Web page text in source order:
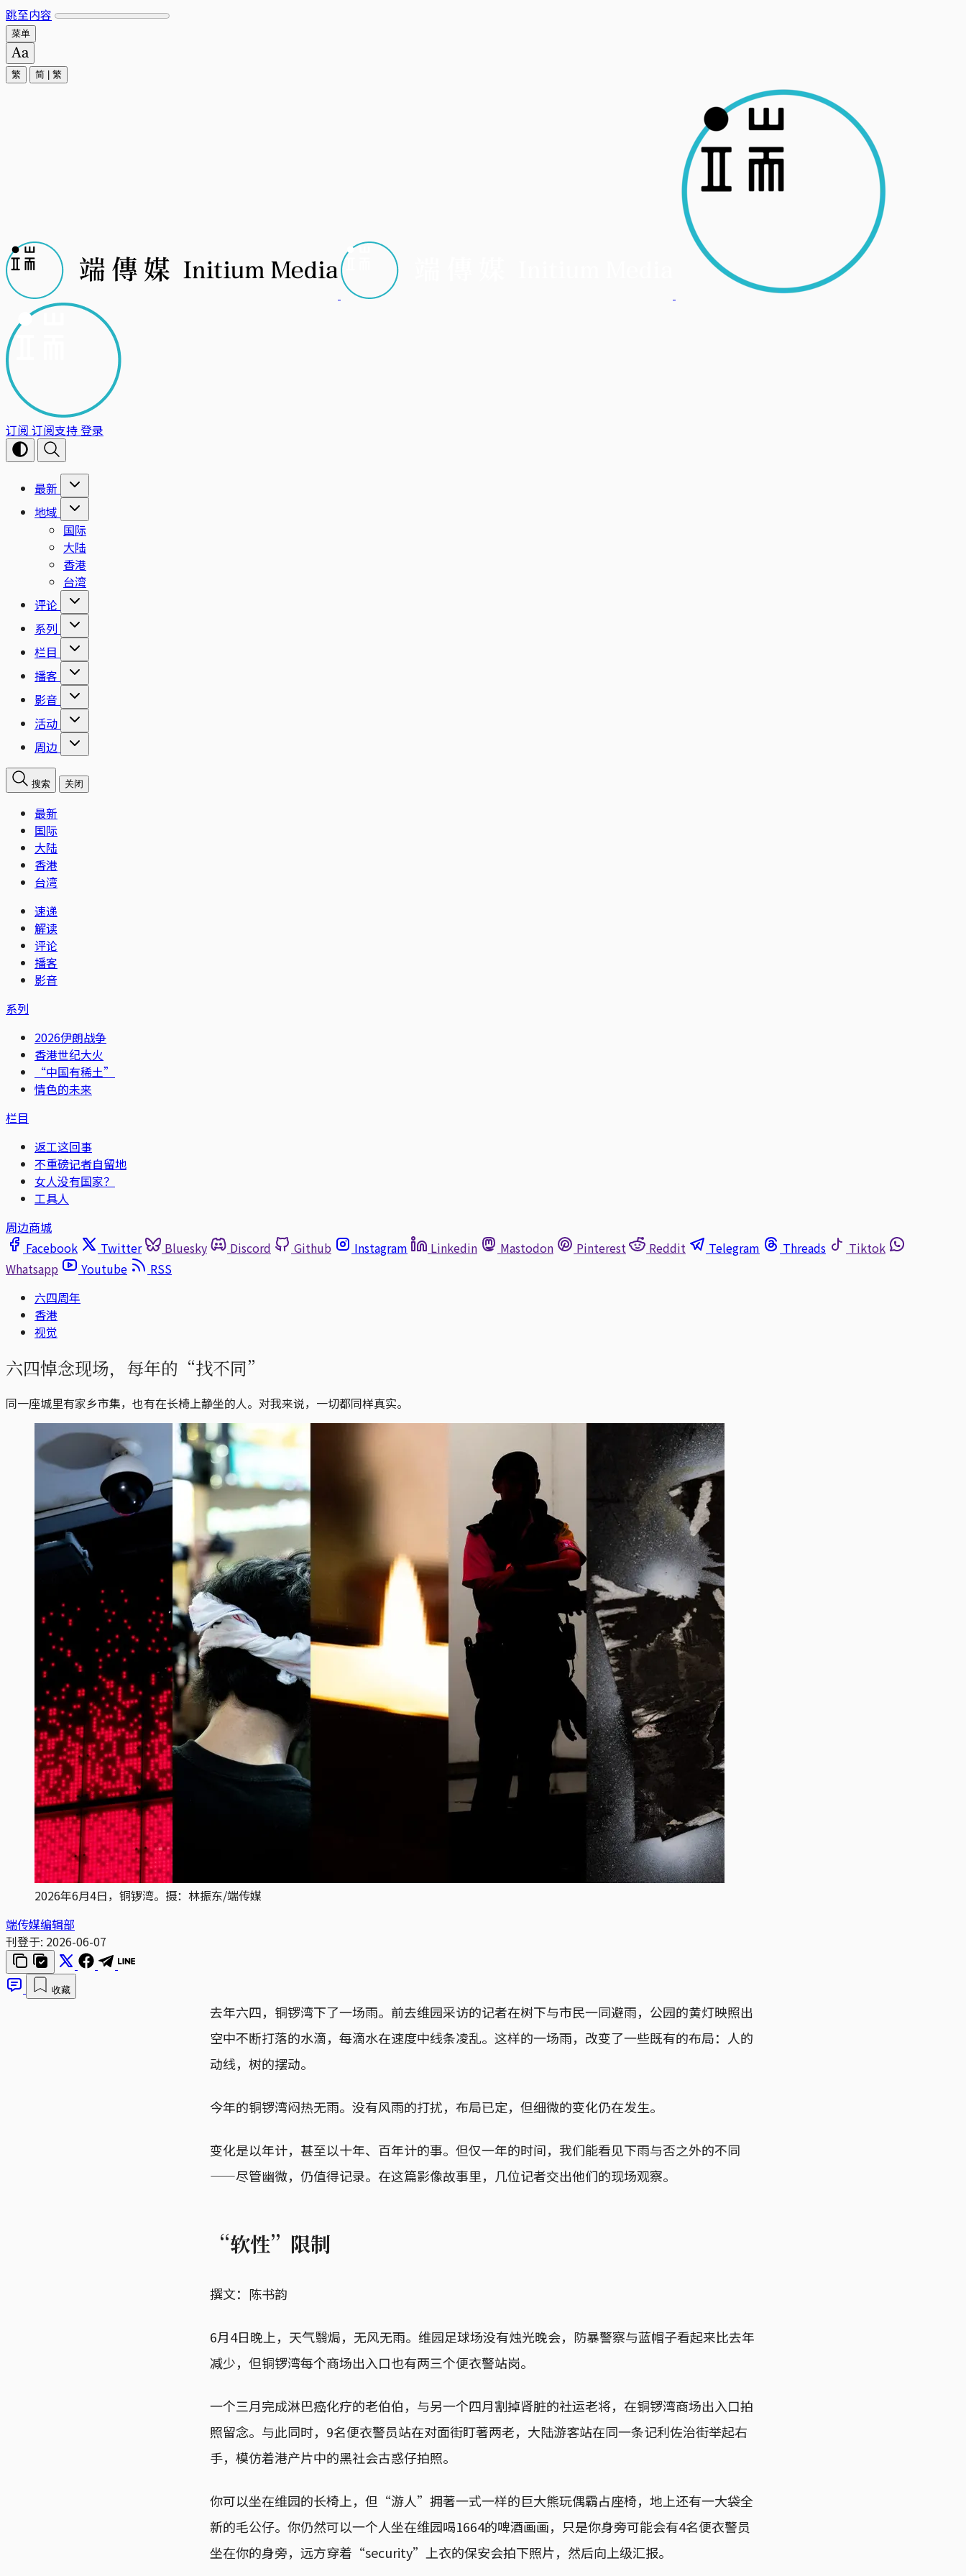
跳至内容
菜单
繁 简 繁
订阅 订阅支持登录
最新
地域
国际
大陆
香港
台湾
评论
系列
栏目
播客
影音
活动
周边
搜索 关闭
最新
国际
大陆
香港
台湾
速递
解读
评论
播客
影音
系列
2026伊朗战争
香港世纪大火
“中国有稀土”
情色的未来
栏目
返工这回事
不重磅记者自留地
女人没有国家？
工具人
周边商城
Facebook
Twitter Bluesky Discord Github Instagram Linkedin Mastodon Pinterest Reddit Telegram Threads
Tiktok
Whatsapp
Youtube
RSS
六四周年
香港
视觉
六四悼念现场，每年的“找不同”
同一座城里有家乡市集，也有在长椅上静坐的人。对我来说，一切都同样真实。
2026年6月4日，铜锣湾。摄：林振东/端传媒
端传媒编辑部
刊登于: 2026-06-07
收藏
去年六四，铜锣湾下了一场雨。前去维园采访的记者在树下与市民一同避雨，公园的黄灯映照出
空中不断打落的水滴，每滴水在速度中线条凌乱。这样的一场雨，改变了一些既有的布局：人的
动线，树的摆动。
今年的铜锣湾闷热无雨。没有风雨的打扰，布局已定，但细微的变化仍在发生。
变化是以年计，甚至以十年、百年计的事。但仅一年的时间，我们能看见下雨与否之外的不同
——尽管幽微，仍值得记录。在这篇影像故事里，几位记者交出他们的现场观察。
“软性”限制
撰文：陈书韵
6月4日晚上，天气翳焗，无风无雨。维园足球场没有烛光晚会，防暴警察与蓝帽子看起来比去年
减少，但铜锣湾每个商场出入口也有两三个便衣警站岗。
一个三月完成淋巴癌化疗的老伯伯，与另一个四月割掉肾脏的社运老将，在铜锣湾商场出入口拍
照留念。与此同时，9名便衣警员站在对面街盯著两老，大陆游客站在同一条记利佐治街举起右
手，模仿着港产片中的黑社会古惑仔拍照。
你可以坐在维园的长椅上，但“游人”拥著一式一样的巨大熊玩偶霸占座椅，地上还有一大袋全
新的毛公仔。你仍然可以一个人坐在维园喝1664的啤酒画画，只是你身旁可能会有4名便衣警员
坐在你的身旁，远方穿着“security”上衣的保安会拍下照片，然后向上级汇报。